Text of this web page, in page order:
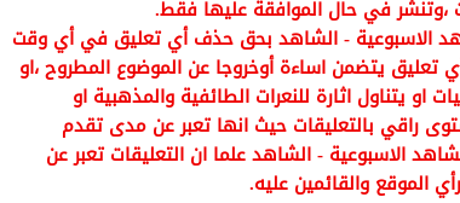
،وتنشر في حال الموافقة عليها فقط.
الاسبوعية - الشاهد بحق حذف أي تعليق في أي وقت
تعليق يتضمن اساءة أوخروجا عن الموضوع المطروح ،او
يتناول اثارة للنعرات الطائفية والمذهبية او
راقي بالتعليقات حيث انها تعبر عن مدى تقدم
الاسبوعية - الشاهد علما ان التعليقات تعبر عن
الموقع والقائمين عليه.